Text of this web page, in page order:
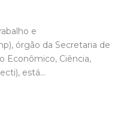
e
órgão da Secretaria de
Econômico, Ciência,
está...